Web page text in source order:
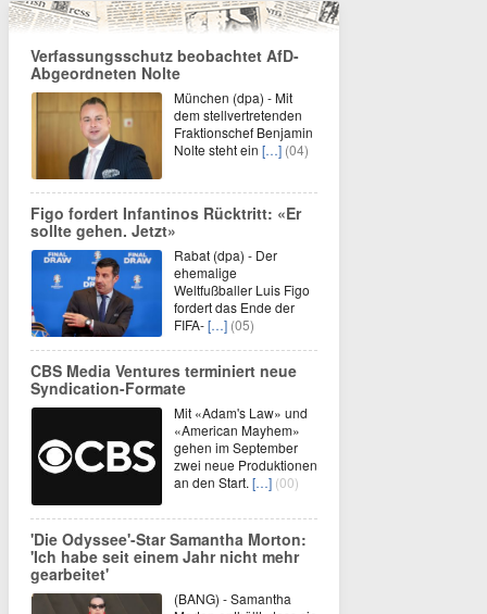
Verfassungsschutz beobachtet AfD-
Abgeordneten Nolte
München (dpa) - Mit
dem stellvertretenden
Fraktionschef Benjamin
Nolte steht ein […] (04)
Figo fordert Infantinos Rücktritt: «Er
sollte gehen. Jetzt»
Rabat (dpa) - Der
ehemalige
Weltfußballer Luis Figo
fordert das Ende der
FIFA-[…] (05)
CBS Media Ventures terminiert neue
Syndication-Formate
Mit «Adam's Law» und
«American Mayhem»
gehen im September
zwei neue Produktionen
an den Start. […] (00)
'Die Odyssee'-Star Samantha Morton:
'Ich habe seit einem Jahr nicht mehr
gearbeitet'
(BANG) - Samantha